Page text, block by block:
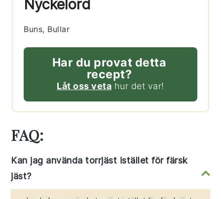
Nyckelord
Buns, Bullar
Har du provat detta
recept?
Låt oss veta hur det var!
FAQ:
Kan jag använda torrjäst istället för färsk
jäst?